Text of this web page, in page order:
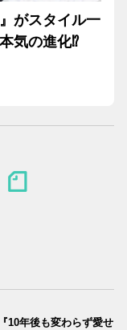
がスタイル一
気の進化⁉︎
10年後も変わらず愛せ